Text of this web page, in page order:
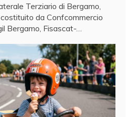
Terziario di Bergamo,
da Confcommercio
Bergamo, Fisascat-…